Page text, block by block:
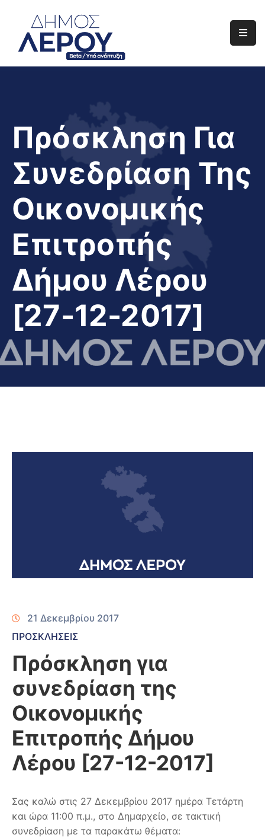
Αρχική
Διαφάνεια
Το
Νησί
Μας
Πρόσκληση Για
Συνεδρίαση Της
Οικονομικής
Επιτροπής
Δήμου Λέρου
[27-12-2017]
21 Δεκεμβρίου 2017
ΠΡΟΣΚΛΗΣΕΙΣ
Πρόσκληση για
συνεδρίαση της
Οικονομικής
Επιτροπής Δήμου
Λέρου [27-12-2017]
Σας καλώ στις 27 Δεκεμβρίου 2017 ημέρα Τετάρτη
και ώρα 11:00 π.μ., στο Δημαρχείο, σε τακτική
συνεδρίαση με τα παρακάτω θέματα: